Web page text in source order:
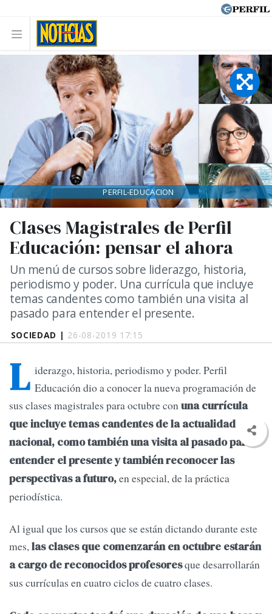
SOCIEDAD | 26-08-2019 17:15
Clases Magistrales de Perfil
Educación: pensar el ahora
Un menú de cursos sobre liderazgo, historia,
periodismo y poder. Una currícula que incluye
temas candentes como también una visita al
pasado para entender el presente.
PERFIL-EDUCACION
L iderazgo, historia, periodismo y poder. Perfil
Educación dio a conocer la nueva programación de
sus clases magistrales para octubre conuna currícula
que incluye temas candentes de la actualidad
nacional, como también una visita al pasado para
entender el presente y también reconocer las
perspectivas a futuro,en especial, de la práctica
periodística.
Al igual que los cursos que se están dictando durante este
mes,las clases que comenzarán en octubre estarán
a cargo de reconocidos profesoresque desarrollarán
sus currículas en cuatro ciclos de cuatro clases.